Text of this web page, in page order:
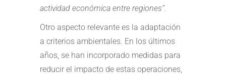
actividad económica entre regiones”.
Otro aspecto relevante es la adaptación
a criterios ambientales. En los últimos
años, se han incorporado medidas para
reducir el impacto de estas operaciones,